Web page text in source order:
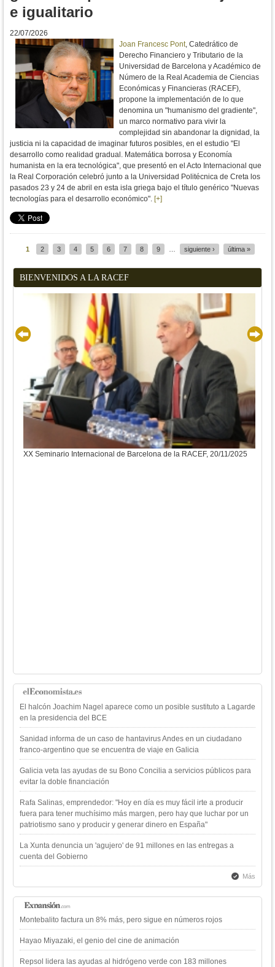
e igualitario
22/07/2026
Joan Francesc Pont, Catedrático de
Derecho Financiero y Tributario de la
Universidad de Barcelona y Académico de
Número de la Real Academia de Ciencias
Económicas y Financieras (RACEF),
propone la implementación de lo que
denomina un "humanismo del gradiente",
un marco normativo para vivir la
complejidad sin abandonar la dignidad, la
justicia ni la capacidad de imaginar futuros posibles, en el estudio "El
desarrollo como realidad gradual. Matemática borrosa y Economía
humanista en la era tecnológica", que presentó en el Acto Internacional que
la Real Corporación celebró junto a la Universidad Politécnica de Creta los
pasados 23 y 24 de abril en esta isla griega bajo el título genérico "Nuevas
tecnologías para el desarrollo económico". [+]
1 2 3 4 5 6 7 8 9 siguiente › última »
BIENVENIDOS A LA RACEF
XX Seminario Internacional de Barcelona de la RACEF, 20/11/2025
El halcón Joachim Nagel aparece como un posible sustituto a Lagarde
en la presidencia del BCE
Sanidad informa de un caso de hantavirus Andes en un ciudadano
franco-argentino que se encuentra de viaje en Galicia
Galicia veta las ayudas de su Bono Concilia a servicios públicos para
evitar la doble financiación
Rafa Salinas, emprendedor: "Hoy en día es muy fácil irte a producir
fuera para tener muchísimo más margen, pero hay que luchar por un
patriotismo sano y producir y generar dinero en España"
La Xunta denuncia un 'agujero' de 91 millones en las entregas a
cuenta del Gobierno
Más
Montebalito factura un 8% más, pero sigue en números rojos
Hayao Miyazaki, el genio del cine de animación
Repsol lidera las ayudas al hidrógeno verde con 183 millones